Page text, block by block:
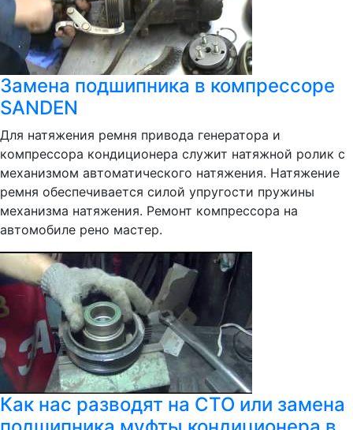
Замена подшипника в компрессоре
SANDEN
Для натяжения ремня привода генератора и
компрессора кондиционера служит натяжной ролик с
механизмом автоматического натяжения. Натяжение
ремня обеспечивается силой упругости пружины
механизма натяжения. Ремонт компрессора на
автомобиле рено мастер.
Как нас разводят на СТО или замена